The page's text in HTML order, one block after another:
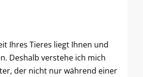
Ihres Tieres liegt Ihnen und
Deshalb verstehe ich mich
der nicht nur während einer